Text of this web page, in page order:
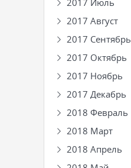
2017 Июль
2017 Август
2017 Сентябрь
2017 Октябрь
2017 Ноябрь
2017 Декабрь
2018 Февраль
2018 Март
2018 Апрель